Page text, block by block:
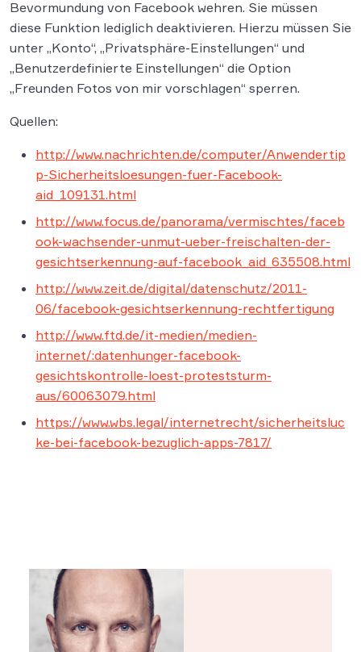
Bevormundung von Facebook wehren. Sie müssen
diese Funktion lediglich deaktivieren. Hierzu müssen Sie
unter „Konto“, „Privatsphäre-Einstellungen“ und
„Benutzerdefinierte Einstellungen“ die Option
„Freunden Fotos von mir vorschlagen“ sperren.
Quellen:
http://www.nachrichten.de/computer/Anwendertip
p-Sicherheitsloesungen-fuer-Facebook-
aid_109131.html
http://www.focus.de/panorama/vermischtes/faceb
ook-wachsender-unmut-ueber-freischalten-der-
gesichtserkennung-auf-facebook_aid_635508.html
http://www.zeit.de/digital/datenschutz/2011-
06/facebook-gesichtserkennung-rechtfertigung
http://www.ftd.de/it-medien/medien-
internet/:datenhunger-facebook-
gesichtskontrolle-loest-proteststurm-
aus/60063079.html
https://www.wbs.legal/internetrecht/sicherheitsluc
ke-bei-facebook-bezuglich-apps-7817/